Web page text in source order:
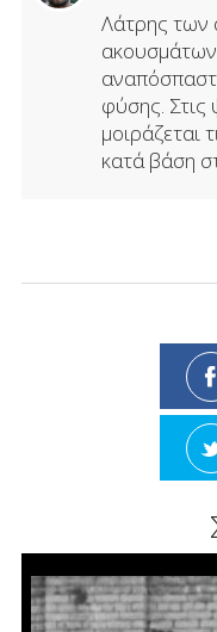
Λάτρης των
φύσης. Στις
μοιράζεται
κατά βάση